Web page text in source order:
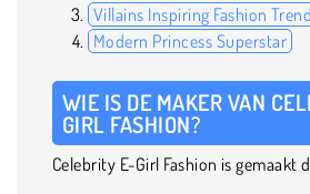
Villains Inspiring Fashion
Modern Princess Superstar
WIE IS DE MAKER VAN
GIRL FASHION?
Celebrity E-Girl Fashion is gemaakt